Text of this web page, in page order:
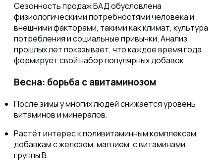
Сезонность продаж БАД обусловлена
физиологическими потребностями человека и
внешними факторами, такими как климат, культура
потребления и социальные привычки. Анализ
прошлых лет показывает, что каждое время года
формирует свой набор популярных добавок.
Весна: борьба с авитаминозом
После зимы у многих людей снижается уровень
витаминов и минералов.
Растёт интерес к поливитаминным комплексам,
добавкам с железом, магнием, с витаминами
группы B.